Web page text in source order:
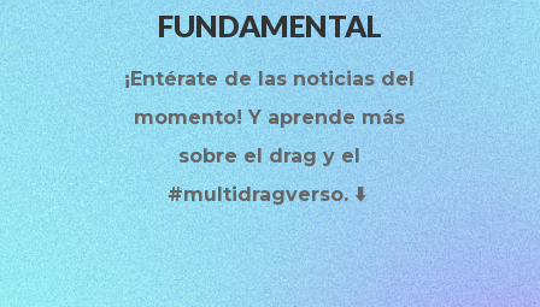
FUNDAMENTAL
¡Entérate de las noticias del
momento! Y aprende más
sobre el drag y el
#multidragverso. ⬇️